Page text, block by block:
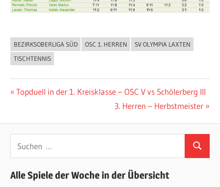
ALLGEMEIN
BEZIRKSOBERLIGA SÜD OSC 1. HERREN
SV OLYMPIA LAXTEN
TISCHTENNIS
Beitragsnavigation
Vorheriger
Topduell in der 1. Kreisklasse – OSC V vs Schölerberg III
Nächster
3. Herren – Herbstmeister
Suchen
Alle Spiele der Woche in der Übersicht